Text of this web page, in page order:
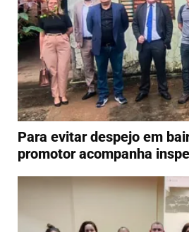
Para evitar despejo em
promotor acompanha